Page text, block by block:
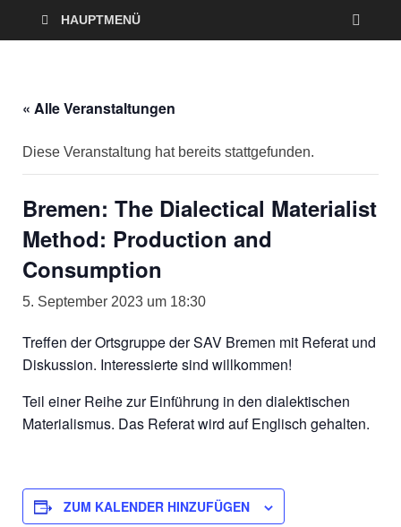
HAUPTMENÜ
« Alle Veranstaltungen
Diese Veranstaltung hat bereits stattgefunden.
Bremen: The Dialectical Materialist
Method: Production and
Consumption
5. September 2023 um 18:30
Treffen der Ortsgruppe der SAV Bremen mit Referat und
Diskussion. Interessierte sind willkommen!
Teil einer Reihe zur Einführung in den dialektischen
Materialismus. Das Referat wird auf Englisch gehalten.
ZUM KALENDER HINZUFÜGEN